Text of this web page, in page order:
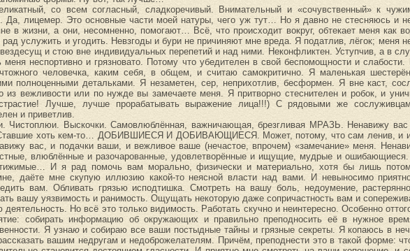
со всем согласный, сладкоречивый. Внимательный и «сочувственный» к
лицемер. Это основные части моей натуры, чего уж тут… Но я давно не стесняюсь и
в жизни, а они, несомненно, помогают… Всё, что происходит вокруг, обтекает меня как
услужить и угодить. Невзгоды и бури не причиняют мне вреда. Я податлив, лёгок; меня
и стою вне индивидуальных перепетий и над ними. Неконфликтен. Уступчив, а в
неспортивно и грязновато. Потому что убедителен в свой беспомощности и
человечка, каким себя, в общем, и считаю самокритично. Я маленькая
полноценными детальками. Я незаметен, сер, неприхотлив, бесформен. Я вне каст,
вежливости или по нужде вы замечаете меня. Я притворно стеснителен и робок, и
Лучше, лучше прорабатывать выражение лица!!!) С рядовыми же
и приветлив.
Чистоплюи. Выскочки. Самовлюблённая, важничающая, брезгливая МРАЗЬ. Ненавижу
Ставшие хоть кем-то… ДОБИВШИЕСЯ И ДОБИВАЮЩИЕСЯ. Может, потому, что сам ленив, и
вас, и подачки ваши, и вежливое ваше (нечастое, впрочем) «замечание» меня.
влюблённые и разочарованные, удовлетворённые и ищущие, мудрые и ошибающиеся.
И я рад помочь вам морально, физически и материально, хотя бы лишь
даёте мне скупую иллюзию какой-то неясной власти над вами. И невыносимо
вам. Обливать грязью исподтишка. Смотреть на вашу боль, недоумение,
вашу уязвимость и ранимость. Ощущать некоторую даже сопричастность вам и
Но всё это только видимость. Работать скучно и неинтересно. Особенно
собирать информацию об окружающих и правильно преподносить её в нужное
Я узнаюи собираю все ваши постыдные тайны и грязные секреты. Я копаюсь в
вашим недругам и недоброжелателям. Причём, преподнести это в такой форме: